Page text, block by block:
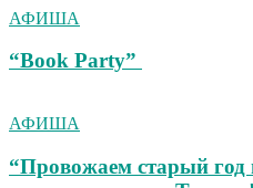
АФИША
“Book Party”
АФИША
“Провожаем старый год